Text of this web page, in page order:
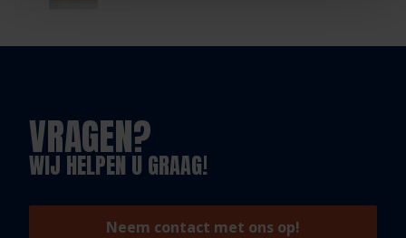
VRAGEN?
WIJ HELPEN U GRAAG!
Neem contact met ons op!